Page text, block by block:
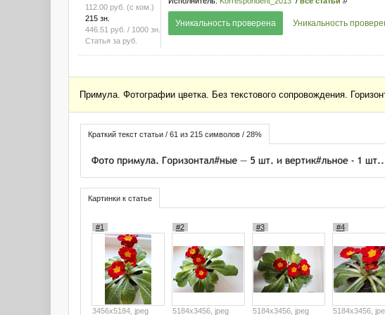
112.00 руб. (с ком.)
215 зн.
446.51 руб. / 1000 зн.
Статья за руб.
Уникальность проверена Уникальность
Примула. Фотографии цветка. Без текстового сопровождения.
Краткий текст статьи / 61 из 215 символов / 28%
Картинки к статье
#1
3456x5184, jpeg
#2
5184x3456, jpeg
#3
5184x3456, jpeg
#4
5184x3456,